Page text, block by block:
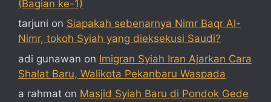
(Bagian ke-1)
tarjuni on Siapakah sebenarnya Nimr Baqr Al-
Nimr, tokoh Syiah yang dieksekusi Saudi?
adi gunawan on Imigran Syiah Iran Ajarkan Cara
Shalat Baru, Walikota Pekanbaru Waspada
a rahmat on Masjid Syiah Baru di Pondok Gede